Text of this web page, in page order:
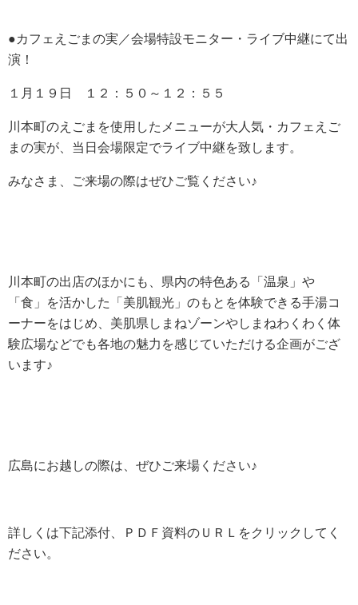
●カフェえごまの実／会場特設モニター・ライブ中継にて出
演！
１月１９日 １２：５０～１２：５５
川本町のえごまを使用したメニューが大人気・カフェえご
まの実が、当日会場限定でライブ中継を致します。
みなさま、ご来場の際はぜひご覧ください♪
川本町の出店のほかにも、県内の特色ある「温泉」や
「食」を活かした「美肌観光」のもとを体験できる手湯コ
ーナーをはじめ、美肌県しまねゾーンやしまねわくわく体
験広場などでも各地の魅力を感じていただける企画がござ
います♪
広島にお越しの際は、ぜひご来場ください♪
詳しくは下記添付、ＰＤＦ資料のＵＲＬをクリックしてく
ださい。